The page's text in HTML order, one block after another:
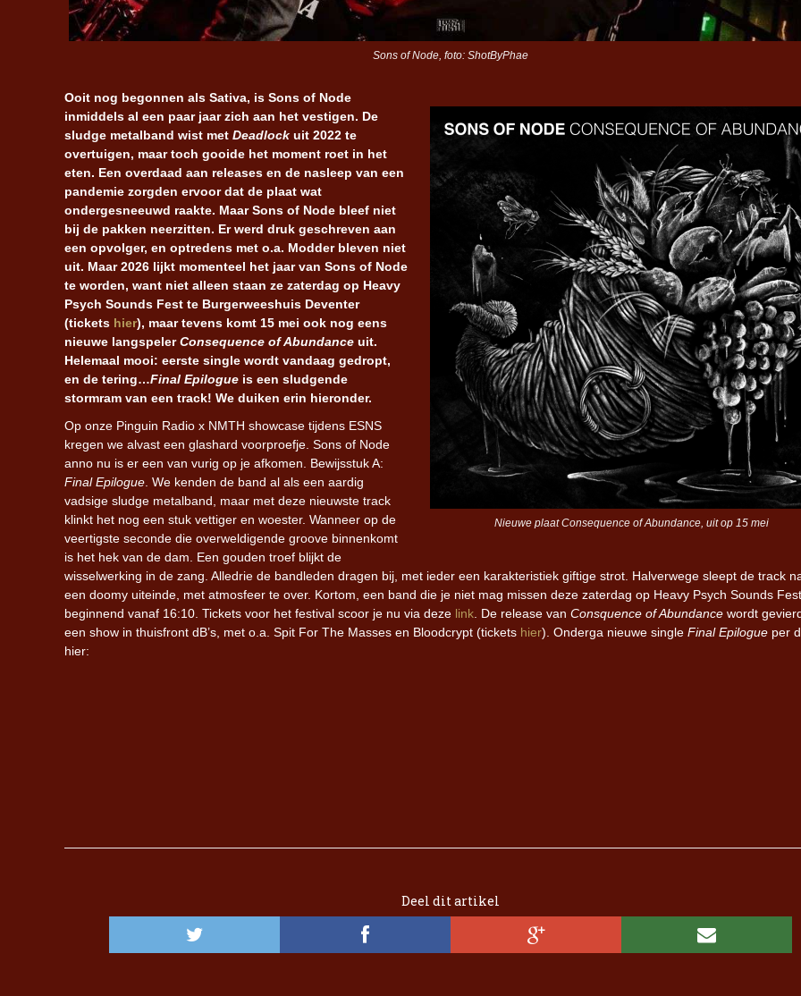
Sons of Node, foto: ShotByPhae
Nieuwe plaat Consequence of Abundance, uit op 15 mei
Ooit nog begonnen als Sativa, is Sons of Node
inmiddels al een paar jaar zich aan het vestigen. De
sludge metalband wist met Deadlock uit 2022 te
overtuigen, maar toch gooide het moment roet in het
eten. Een overdaad aan releases en de nasleep van een
pandemie zorgden ervoor dat de plaat wat
ondergesneeuwd raakte. Maar Sons of Node bleef niet
bij de pakken neerzitten. Er werd druk geschreven aan
een opvolger, en optredens met o.a. Modder bleven niet
uit. Maar 2026 lijkt momenteel het jaar van Sons of Node
te worden, want niet alleen staan ze zaterdag op Heavy
Psych Sounds Fest te Burgerweeshuis Deventer
(tickets hier), maar tevens komt 15 mei ook nog eens
nieuwe langspelerConsequence of Abundance uit.
Helemaal mooi: eerste single wordt vandaag gedropt,
en de tering…Final Epilogue is een sludgende
stormram van een track! We duiken erin hieronder.
Op onze Pinguin Radio x NMTH showcase tijdens ESNS
kregen we alvast een glashard voorproefje. Sons of Node
anno nu is er een van vurig op je afkomen. Bewijsstuk A:
Final Epilogue. We kenden de band al als een aardig
vadsige sludge metalband, maar met deze nieuwste track
klinkt het nog een stuk vettiger en woester. Wanneer op de
veertigste seconde die overweldigende groove binnenkomt
is het hek van de dam. Een gouden troef blijkt de
wisselwerking in de zang. Alledrie de bandleden dragen bij, met ieder een karakteristiek giftige strot. Halverwege sleept de track
een doomy uiteinde, met atmosfeer te over. Kortom, een band die je niet mag missen deze zaterdag op Heavy Psych Sounds
beginnend vanaf 16:10. Tickets voor het festival scoor je nu via deze link. De release van Consquence of Abundance wordt
een show in thuisfront dB’s, met o.a. Spit For The Masses en Bloodcrypt (tickets hier). Onderga nieuwe single Final Epilogue per
hier:
Deel dit artikel
Iron Jinn doopt vers epos
Futurist en munt Reich and
Roll-stijl